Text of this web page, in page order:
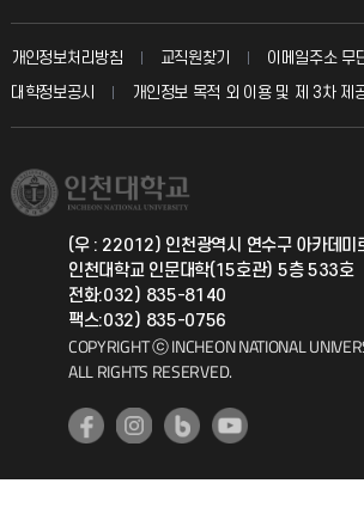
입학안내
취업정보(학생)
칭찬마당
학생서비스 지킴이
총동문회
교수회
교육혁신본부
국제지원과
공자아카데미
기초교육원
개인정보처리방침 교직원찾기
이메일주소 무
대학정보공시
개인정보 목적 외 이용 및 제 3차 제
(우 : 22012) 인천광역시 연수구 아카데
인천대학교 인문대학(15호관) 5층 533호
전화:032) 835-8140
팩스:032) 835-0756
COPYRIGHT ⓒ INCHEON NATIONAL
ALL RIGHTS RESERVED.